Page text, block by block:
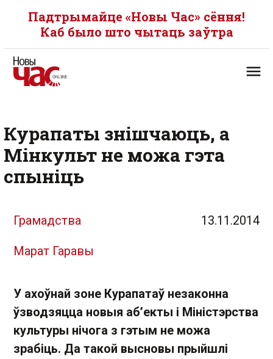
Падтрымайце «Новы Час» сёння!
Каб было што чытаць заўтра
Курапаты знішчаюць, а
Мінкульт не можа гэта
спыніць
Грамадства 13.11.2014
Марат Гаравы
У ахоўнай зоне Курапатаў незаконна
ўзводзяцца новыя аб’екты і Міністэрства
культуры нічога з гэтым не можа
зрабіць. Да такой высновы прыйшлі